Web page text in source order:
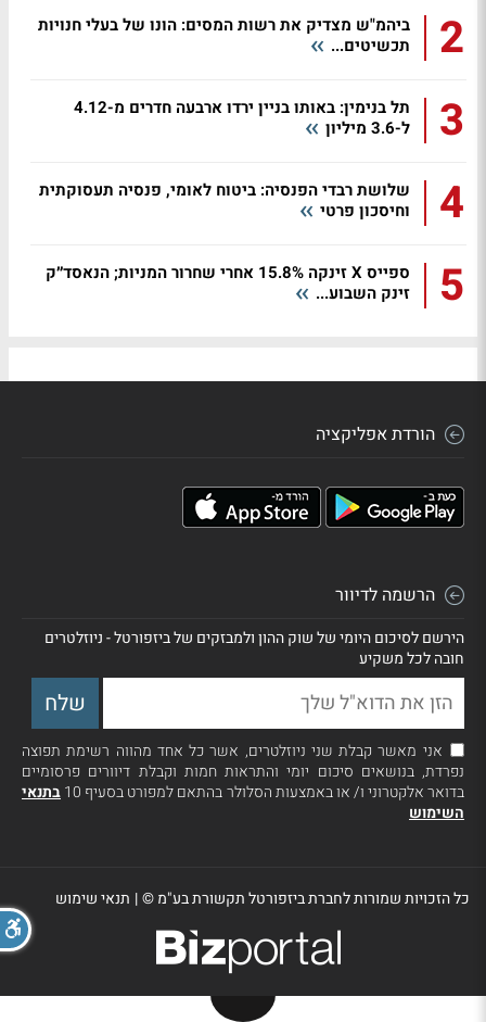
2
ביהמ"ש מצדיק את רשות המסים: הונו של בעלי חנויות
תכשיטים...
3
תל בנימין: באותו בניין ירדו ארבעה חדרים מ-4.12
ל-3.6 מיליון
4
שלושת רבדי הפנסיה: ביטוח לאומי, פנסיה תעסוקתית
וחיסכון פרטי
5
ספייס X זינקה 15.8% אחרי שחרור המניות; הנאסד״ק
זינק השבוע...
הורדת אפליקציה
הרשמה לדיוור
הירשם לסיכום היומי של שוק ההון ולמבזקים של ביזפורטל - ניוזלטרים
חובה לכל משקיע
אני מאשר קבלת שני ניוזלטרים, אשר כל אחד מהווה רשימת תפוצה
נפרדת, בנושאים סיכום יומי והתראות חמות וקבלת דיוורים פרסומיים
בדואר אלקטרוני ו/ או באמצעות הסלולר בהתאם למפורט בסעיף 10
בתנאי
השימוש
כל הזכויות שמורות לחברת ביזפורטל תקשורת בע"מ ©| תנאי שימוש